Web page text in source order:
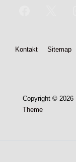
Footer-
Kontakt Sitemap
Copyright © 2026
Theme